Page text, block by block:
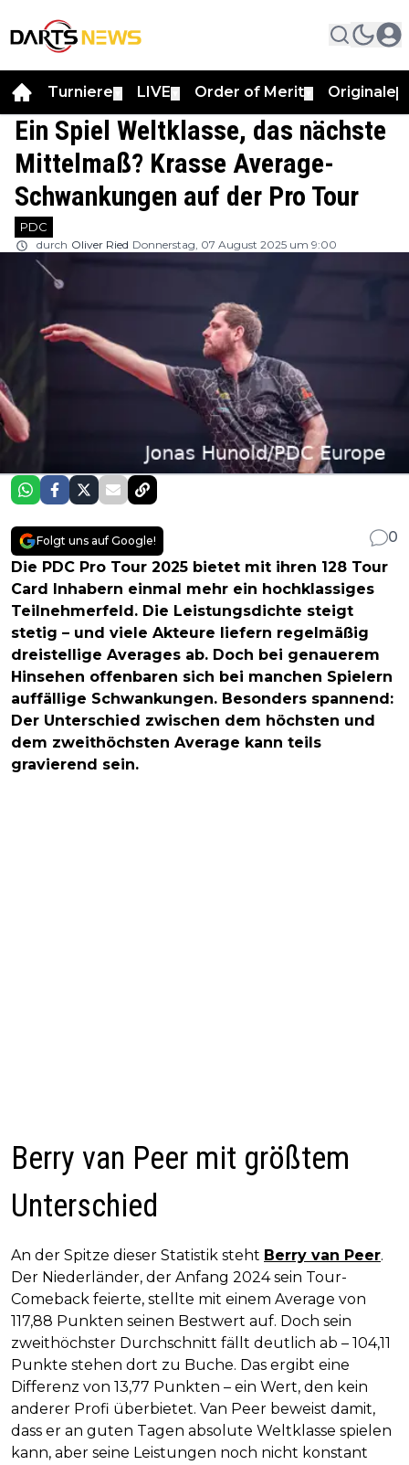
Turniere LIVE Order of Merit Originale
Ein Spiel Weltklasse, das nächste
Mittelmaß? Krasse Average-
Schwankungen auf der Pro Tour
PDC
durch Oliver Ried Donnerstag, 07 August 2025 um 9:00
Folgt uns auf Google!
0
Die PDC Pro Tour 2025 bietet mit ihren 128 Tour
Card Inhabern einmal mehr ein hochklassiges
Teilnehmerfeld. Die Leistungsdichte steigt
stetig – und viele Akteure liefern regelmäßig
dreistellige Averages ab. Doch bei genauerem
Hinsehen offenbaren sich bei manchen Spielern
auffällige Schwankungen. Besonders spannend:
Der Unterschied zwischen dem höchsten und
dem zweithöchsten Average kann teils
gravierend sein.
Berry van Peer mit größtem
Unterschied
An der Spitze dieser Statistik steht Berry van Peer.
Der Niederländer, der Anfang 2024 sein Tour-
Comeback feierte, stellte mit einem Average von
117,88 Punkten seinen Bestwert auf. Doch sein
zweithöchster Durchschnitt fällt deutlich ab – 104,11
Punkte stehen dort zu Buche. Das ergibt eine
Differenz von 13,77 Punkten – ein Wert, den kein
anderer Profi überbietet. Van Peer beweist damit,
dass er an guten Tagen absolute Weltklasse spielen
kann, aber seine Leistungen noch nicht konstant